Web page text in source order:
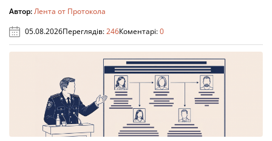
Автор:Лента от Протокола
05.08.2026Переглядів:246Коментарі:0